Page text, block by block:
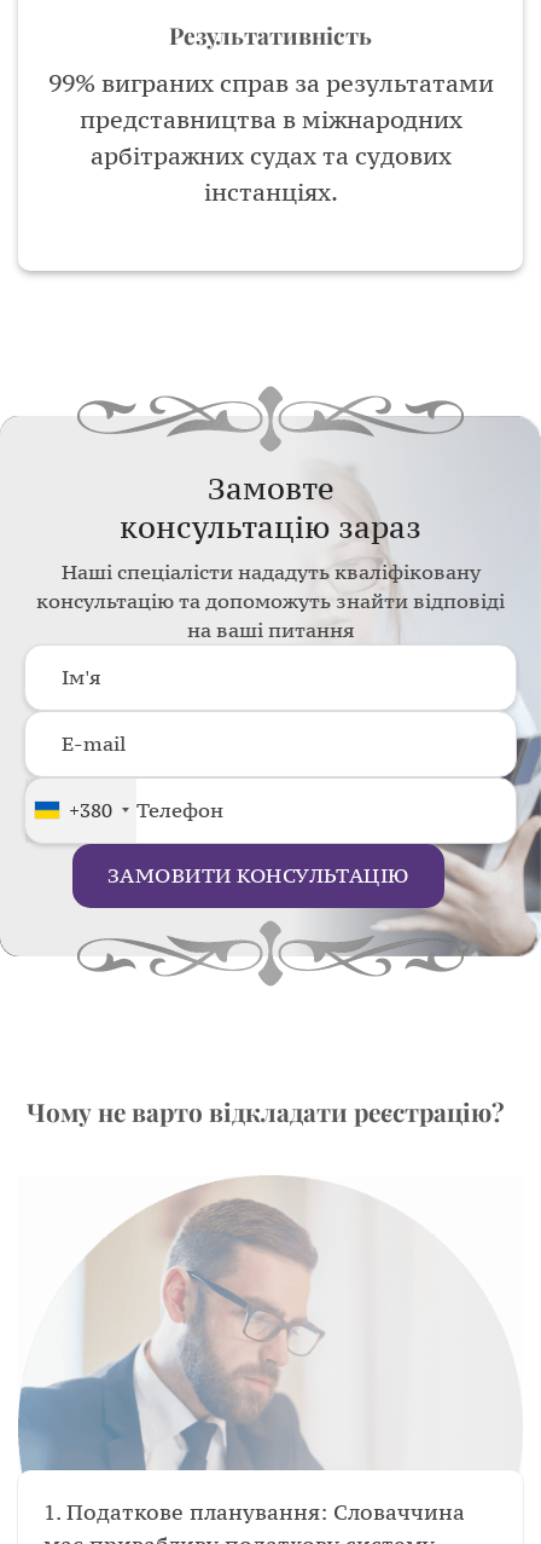
Результативність
99% виграних справ за результатами
представництва в міжнародних
арбітражних судах та судових
інстанціях.
Замовте
консультацію зараз
Наші спеціалісти нададуть кваліфіковану
консультацію та допоможуть знайти відповіді
на ваші питання
+380
Чому не варто відкладати реєстрацію?
1. Податкове планування: Словаччина